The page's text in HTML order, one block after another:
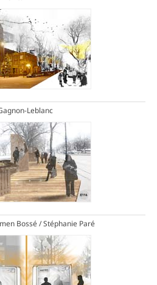
Leblanc
Bossé / Stéphanie Paré